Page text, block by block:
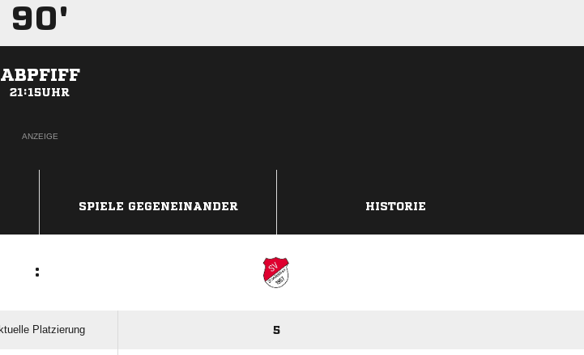
90'
ABPFIFF
21:15UHR
ANZEIGE
SPIELE GEGENEINANDER HISTORIE
:
Platzierung 5